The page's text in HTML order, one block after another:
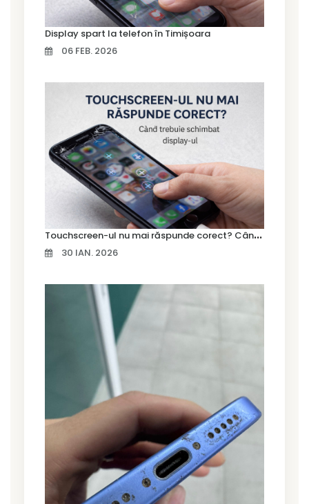
Display spart la telefon în Timișoara
06 FEB. 2026
T
ouchscreen-ul nu mai răspunde corect? Când trebuie schimbat display-ul
30 IAN. 2026